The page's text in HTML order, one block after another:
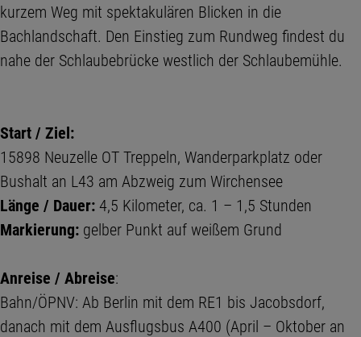
kurzem Weg mit spektakulären Blicken in die
Bachlandschaft. Den Einstieg zum Rundweg findest du
nahe der Schlaubebrücke westlich der Schlaubemühle.
Start / Ziel:
15898 Neuzelle OT Treppeln, Wanderparkplatz oder
Bushalt an L43 am Abzweig zum Wirchensee
Länge / Dauer:4,5 Kilometer, ca. 1 – 1,5 Stunden
Markierung: gelber Punkt auf weißem Grund
Anreise / Abreise:
Bahn/ÖPNV: Ab Berlin mit dem RE1 bis Jacobsdorf,
danach mit dem Ausflugsbus A400 (April – Oktober an